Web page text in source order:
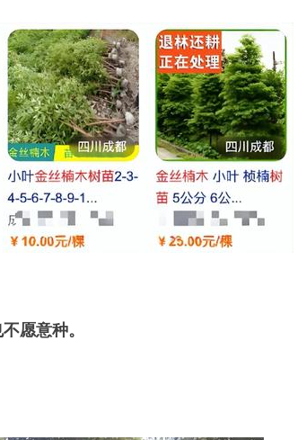
愿意种。